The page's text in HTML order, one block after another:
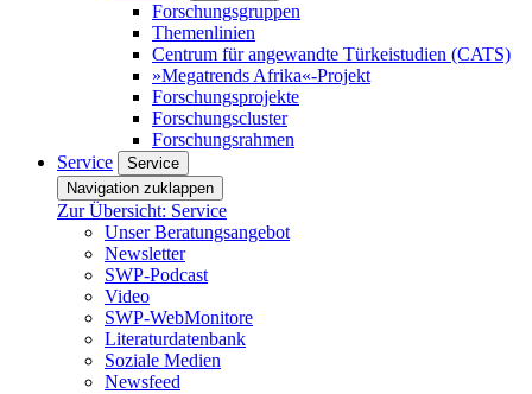
Forschungsgruppen
Themenlinien
Centrum für angewandte Türkeistudien (CATS)
»Megatrends Afrika«-Projekt
Forschungsprojekte
Forschungscluster
Forschungsrahmen
Service
Service
Navigation zuklappen
Zur Übersicht: Service
Unser Beratungsangebot
Newsletter
SWP-Podcast
Video
SWP-WebMonitore
Literaturdatenbank
Soziale Medien
Newsfeed